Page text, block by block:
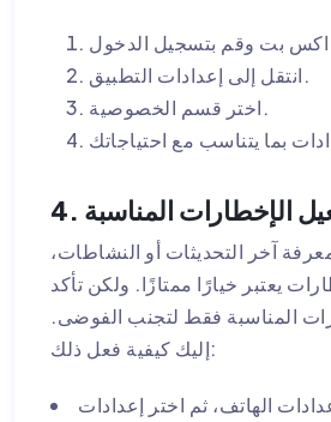
انتقل إلى إعدادات التطبيق.
اختر قسم الخصوصية.
الإخطارات المناسبة
آخر التحديثات أو النشاطات،
يعتبر خيارًا ممتازًا. ولكن تأكد
المناسبة فقط لتجنب الفوضى.
إليك كيفية فعل ذلك:
الهاتف، ثم اختر إعدادات